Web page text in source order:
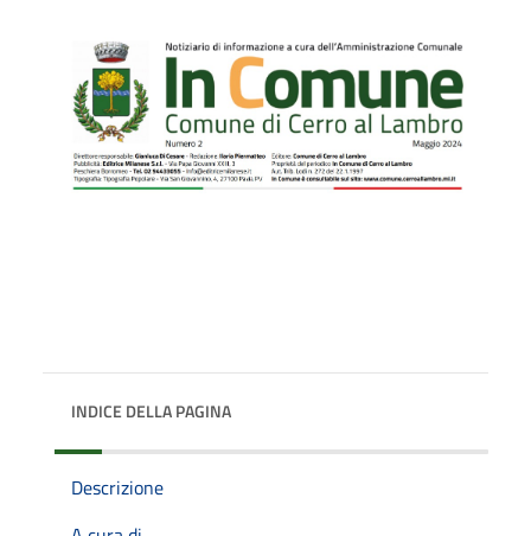
INDICE DELLA PAGINA
Descrizione